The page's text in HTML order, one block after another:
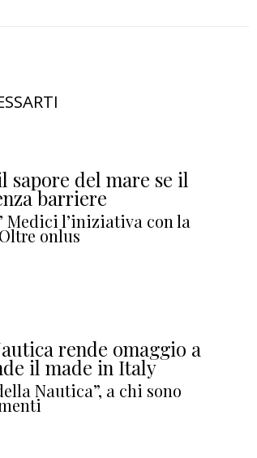
sapore del mare se il
barriere
Medici l’iniziativa con la
onlus
rende omaggio a
il made in Italy
Nautica”, a chi sono